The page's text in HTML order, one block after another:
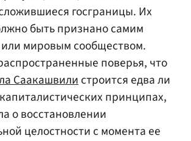
госграницы. Их
быть признано самим
или мировым сообществом.
поверья, что
Саакашвилистроится едва ли
принципах,
о восстановлении
целостности с момента ее